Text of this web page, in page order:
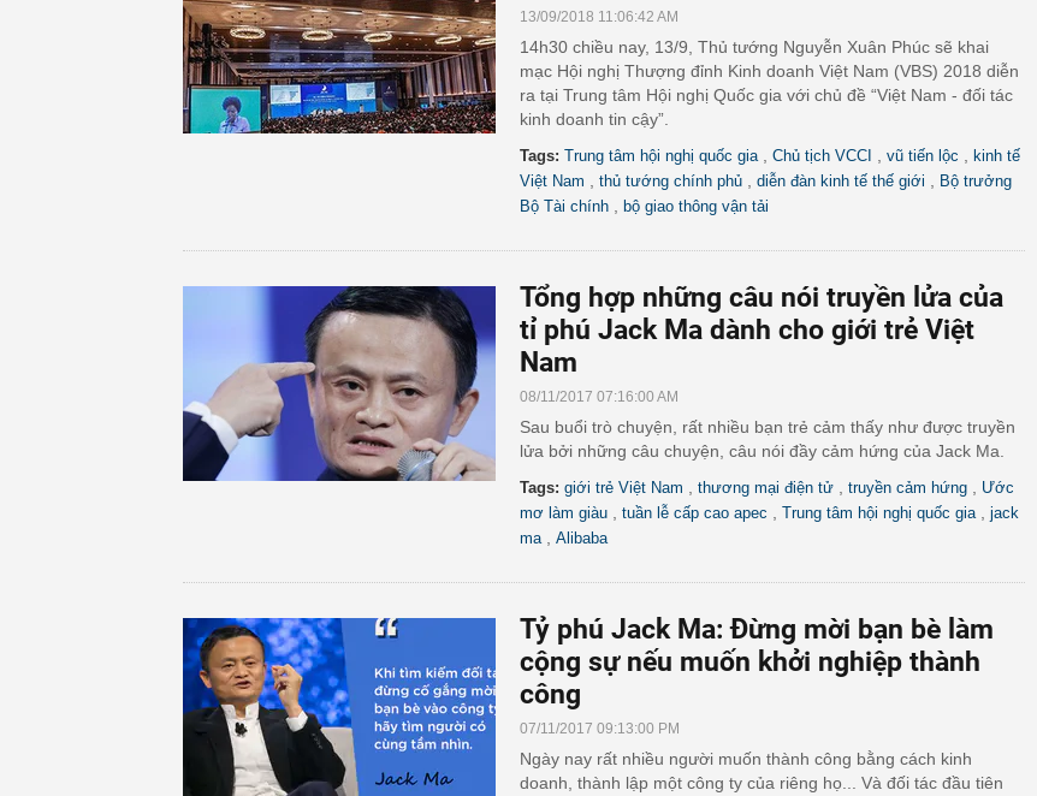
13/09/2018 11:06:42 AM
14h30 chiều nay, 13/9, Thủ tướng Nguyễn Xuân Phúc sẽ khai
mạc Hội nghị Thượng đỉnh Kinh doanh Việt Nam (VBS) 2018 diễn
ra tại Trung tâm Hội nghị Quốc gia với chủ đề “Việt Nam - đối tác
kinh doanh tin cậy”.
Tags: Trung tâm hội nghị quốc gia Chủ tịch VCCI vũ tiến lộc
kinh tế
Việt Nam
thủ tướng chính phủ diễn đàn kinh tế thế giới
Bộ trưởng
Bộ Tài chính
bộ giao thông vận tải
Tổng hợp những câu nói truyền lửa của
tỉ phú Jack Ma dành cho giới trẻ Việt
Nam
08/11/2017 07:16:00 AM
Sau buổi trò chuyện, rất nhiều bạn trẻ cảm thấy như được truyền
lửa bởi những câu chuyện, câu nói đầy cảm hứng của Jack Ma.
Tags: giới trẻ Việt Nam thương mại điện tử truyền cảm hứng
Ước
mơ làm giàu
tuần lễ cấp cao apec Trung tâm hội nghị quốc gia
jack
ma
Alibaba
Tỷ phú Jack Ma: Đừng mời bạn bè làm
cộng sự nếu muốn khởi nghiệp thành
công
07/11/2017 09:13:00 PM
Ngày nay rất nhiều người muốn thành công bằng cách kinh
doanh, thành lập một công ty của riêng họ... Và đối tác đầu tiên